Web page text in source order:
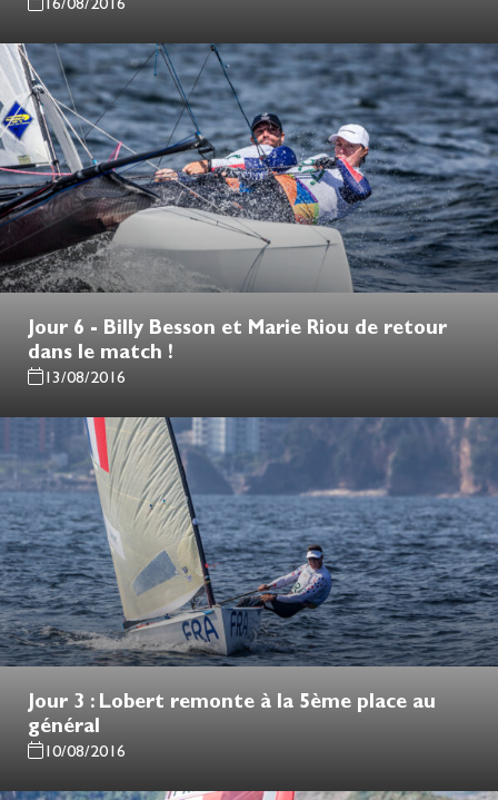
Jour 6 - Billy Besson et Marie Riou de retour
dans le match !
13/08/2016
Jour 3 : Lobert remonte à la 5ème place au
général
10/08/2016